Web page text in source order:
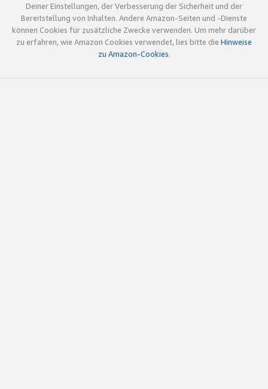
Deiner Einstellungen, der Verbesserung der Sicherheit und der
Bereitstellung von Inhalten. Andere Amazon-Seiten und -Dienste
können Cookies für zusätzliche Zwecke verwenden. Um mehr darüber
zu erfahren, wie Amazon Cookies verwendet, lies bitte die Hinweise
zu Amazon-Cookies.